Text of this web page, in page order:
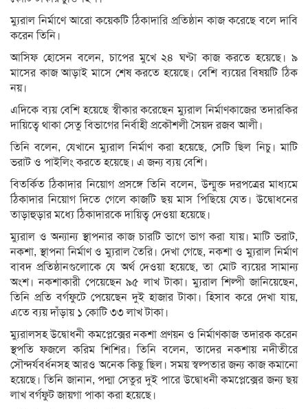
ম্যুরাল নির্মাণে আরো কয়েকটি ঠিকাদারি প্রতিষ্ঠান কাজ করেছে বলে দাবি
করেন তিনি।
আসিফ হোসেন বলেন, চাপের মুখে ২৪ ঘণ্টা কাজ করতে হয়েছে। ৯
মাসের কাজ আড়াই মাসে শেষ করতে হয়েছে। বেশি ব্যয়ের বিষয়টি ঠিক
নয়।
এদিকে ব্যয় বেশি হয়েছে স্বীকার করেছেন ম্যুরাল নির্মাণকাজের তদারকির
দায়িত্বে থাকা সেতু বিভাগের নির্বাহী প্রকৌশলী সৈয়দ রজব আলী।
তিনি বলেন, যেখানে ম্যুরাল নির্মাণ করা হয়েছে, সেটি ছিল নিচু। মাটি
ভরাট ও পাইলিং করতে হয়েছে। এ জন্য ব্যয় বেশি।
বিতর্কিত ঠিকাদার নিয়োগ প্রসঙ্গে তিনি বলেন, উন্মুক্ত দরপত্রের মাধ্যমে
ঠিকাদার নিয়োগ দিতে গেলে কাজটি ছয় মাস পিছিয়ে যেত। উদ্বোধনের
তাড়াহুড়ার মধ্যে ঠিকাদারকে দায়িত্ব দেওয়া হয়েছে।
ম্যুরাল ও অন্যান্য স্থাপনার কাজ চারটি ভাগে ভাগ করা যায়। মাটি ভরাট,
নকশা, স্থাপনা নির্মাণ ও ম্যুরাল তৈরি। দেখা গেছে, নকশা ও ম্যুরাল নির্মাণ
বাবদ প্রতিষ্ঠানগুলোকে যে অর্থ দেওয়া হয়েছে, তা মোট ব্যয়ের সামান্য
অংশ। নকশাকারী পেয়েছেন ৯৫ লাখ টাকা। ম্যুরাল শিল্পী জানিয়েছেন,
তিনি প্রতি বর্গফুটে পেয়েছেন দুই হাজার টাকা। হিসাব করে দেখা যায়,
এতে ব্যয় দাঁড়ায় ১ কোটি ৩৩ লাখ টাকা।
ম্যুরালসহ উদ্বোধনী কমপ্লেক্সের নকশা প্রণয়ন ও নির্মাণকাজ তদারক করেন
স্থপতি ফজলে করিম শিশির। তিনি বলেন, তাদের নকশায় নদীতীরে
সৌন্দর্যবর্ধনসহ আরও অনেক কিছু ছিল। সময় স্বল্পতার জন্য কাজ কমানো
হয়েছে। তিনি জানান, পদ্মা সেতুর দুই পারে উদ্বোধনী কমপ্লেক্সের জন্য ছয়
লাখ বর্গফুট জায়গা পাকা করা হয়েছে।